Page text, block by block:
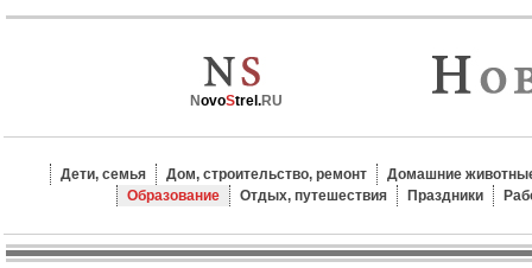
NovoStrel.RU
Дети, семья Дом, строительство, ремонт
Домашние
Образование
Отдых, путешествия Праздники